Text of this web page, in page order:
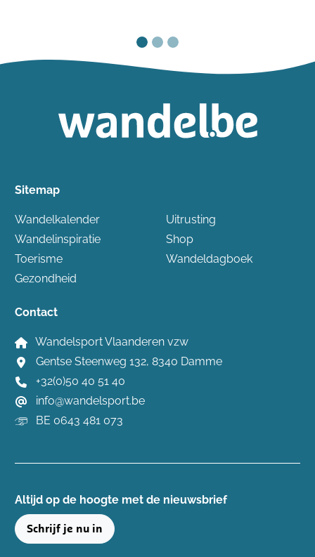
Sitemap
Wandelkalender
Wandelinspiratie
Toerisme
Gezondheid
Uitrusting
Shop
Wandeldagboek
Contact
Wandelsport Vlaanderen vzw
Gentse Steenweg 132, 8340 Damme
+32(0)50 40 51 40
info@wandelsport.be
BE 0643 481 073
Altijd op de hoogte ​met de nieuwsbrief
Schrijf je nu in